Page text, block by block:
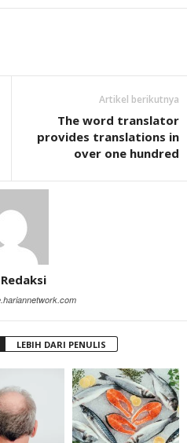
Artikel berikutnya
The word translator
provides translations in
over one hundred
LEBIH DARI PENULIS